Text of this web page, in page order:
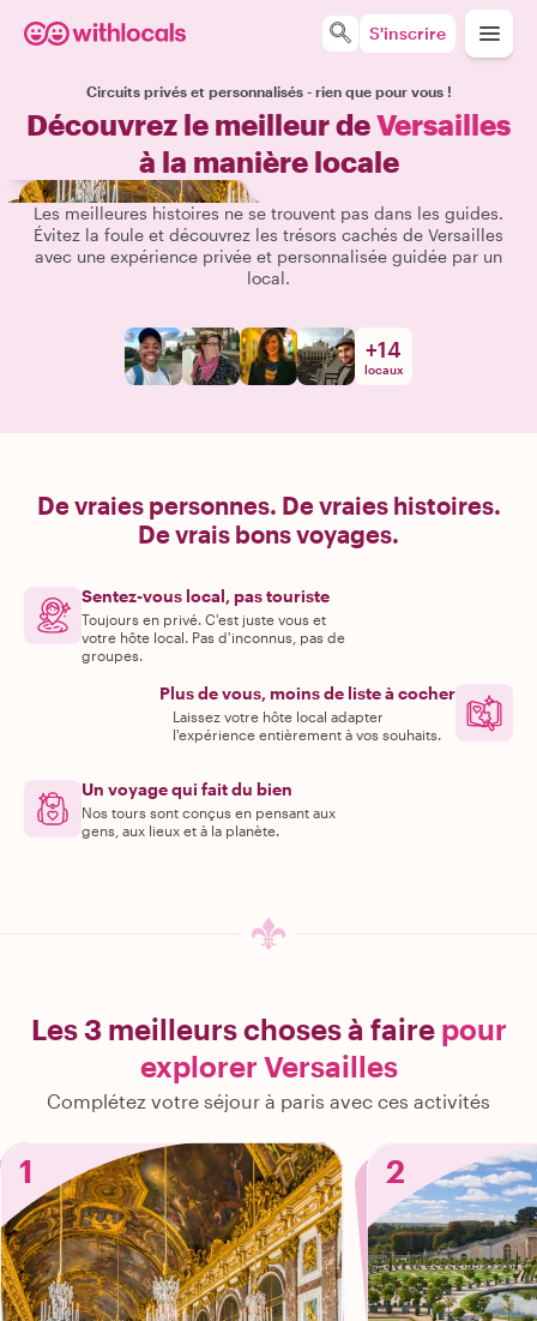
S'inscrire
Circuits privés et personnalisés - rien que pour vous !
Découvrez le meilleur deVersailles
à la manière locale
Les meilleures histoires ne se trouvent pas dans les guides.
Évitez la foule et découvrez les trésors cachés de Versailles
avec une expérience privée et personnalisée guidée par un
local.
+14
locaux
De vraies personnes. De vraies histoires.
De vrais bons voyages.
Sentez-vous local, pas touriste
Toujours en privé. C'est juste vous et
votre hôte local. Pas d'inconnus, pas de
groupes.
Plus de vous, moins de liste à cocher
Laissez votre hôte local adapter
l'expérience entièrement à vos souhaits.
Un voyage qui fait du bien
Nos tours sont conçus en pensant aux
gens, aux lieux et à la planète.
Les 3 meilleurs choses à faire pour
explorer Versailles
Complétez votre séjour à paris avec ces activités
1 2